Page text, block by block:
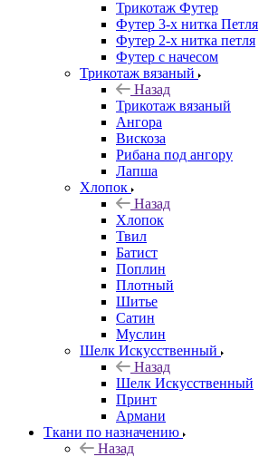
Трикотаж Футер
Футер 3-х нитка Петля
Футер 2-х нитка петля
Футер с начесом
Трикотаж вязаный
Назад
Трикотаж вязаный
Ангора
Вискоза
Рибана под ангору
Лапша
Хлопок
Назад
Хлопок
Твил
Батист
Поплин
Плотный
Шитье
Сатин
Муслин
Шелк Искусственный
Назад
Шелк Искусственный
Принт
Армани
Ткани по назначению
Назад